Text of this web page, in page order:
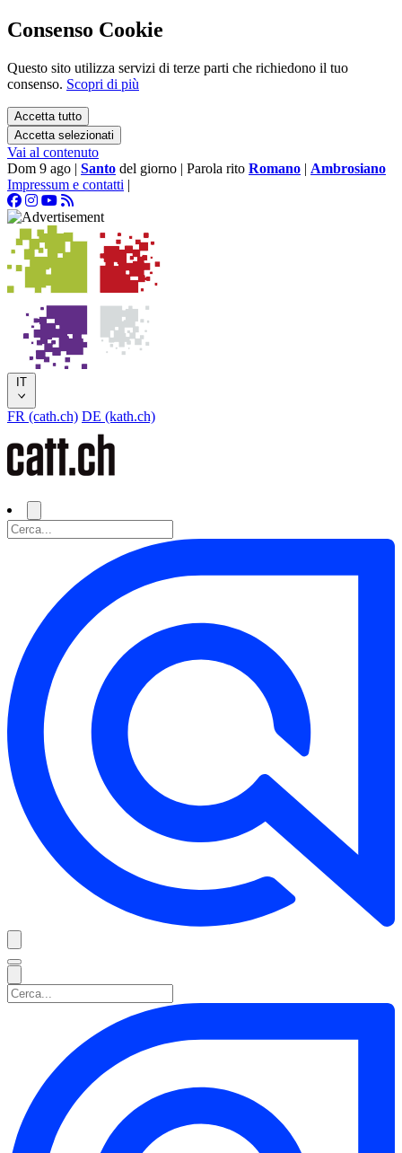
Consenso Cookie
Questo sito utilizza servizi di terze parti che richiedono il tuo
consenso. Scopri di più
Accetta tutto
Accetta selezionati
Vai al contenuto
Dom 9 ago | Santo del giorno | Parola rito Romano | Ambrosiano
Impressum e contatti |
IT
FR (cath.ch) DE (kath.ch)